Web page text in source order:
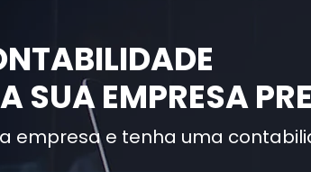
SUA EMPRESA
empresa e tenha uma